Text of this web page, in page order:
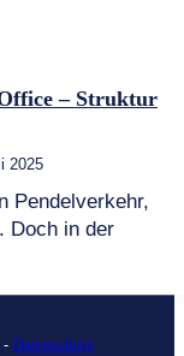
– Struktur
2025
Pendelverkehr,
Doch in der
Datenschutz